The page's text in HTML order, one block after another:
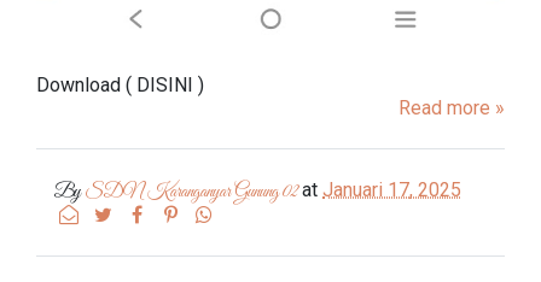
Download ( DISINI )
Read more »
BySDN Karanganyar Gunung 02at Januari 17, 2025